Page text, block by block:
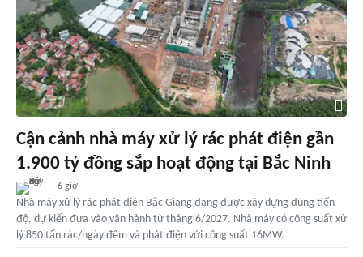
Cận cảnh nhà máy xử lý rác phát điện gần
1.900 tỷ đồng sắp hoạt động tại Bắc Ninh
6 giờ
Nhà máy xử lý rác phát điện Bắc Giang đang được xây dựng đúng tiến
độ, dự kiến đưa vào vận hành từ tháng 6/2027. Nhà máy có công suất xử
lý 850 tấn rác/ngày đêm và phát điện với công suất 16MW.